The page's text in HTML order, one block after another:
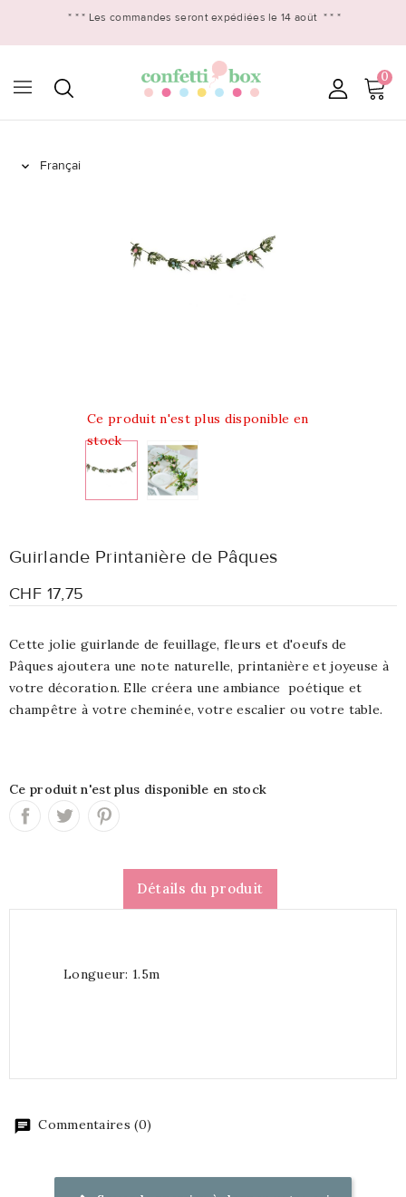
* * * Les commandes seront expédiées le 14 août * * *
0

Ce produit n'est plus disponible en
stock
Guirlande Printanière de Pâques
CHF 17,75
Cette jolie guirlande de feuillage, fleurs et d'oeufs de
Pâques ajoutera une note naturelle, printanière et joyeuse à
votre décoration. Elle créera une ambiance poétique et
champêtre à votre cheminée, votre escalier ou votre table.
Ce produit n'est plus disponible en stock
Détails du produit
Longueur: 1.5m
Commentaires (0)